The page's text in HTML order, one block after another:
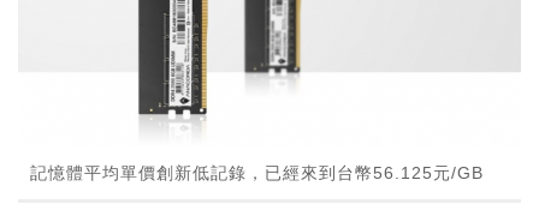
記憶體平均單價創新低記錄，已經來到台幣56.125元/GB